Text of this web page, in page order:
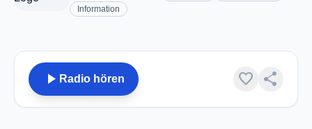
Information
play_arrow Radio hören favorite share